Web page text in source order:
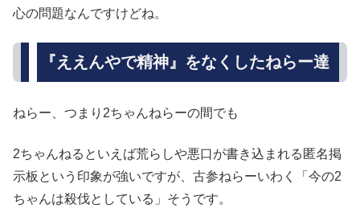
心の問題なんですけどね。
『ええんやで精神』をなくしたねらー達
ねらー、つまり2ちゃんねらーの間でも
2ちゃんねるといえば荒らしや悪口が書き込まれる匿名掲
示板という印象が強いですが、古参ねらーいわく「今の2
ちゃんは殺伐としている」そうです。